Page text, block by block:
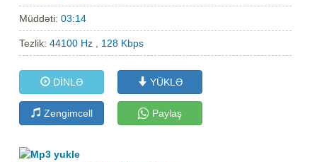
Müddəti:03:14
Tezlik:44100 Hz , 128 Kbps
DİNLƏ YÜKLƏ
Zengimcell Paylaş